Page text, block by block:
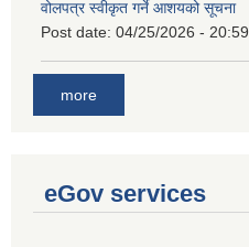
वोलपत्र स्वीकृत गर्ने आशयको सूचना
Post date: 04/25/2026 - 20:59
more
eGov services